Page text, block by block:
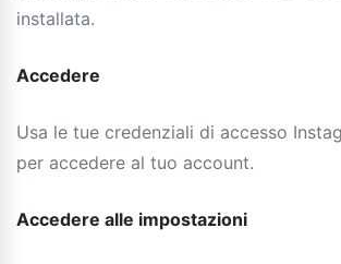
installata.
Accedere
Usa le tue credenziali di accesso
per accedere al tuo account.
Accedere alle impostazioni